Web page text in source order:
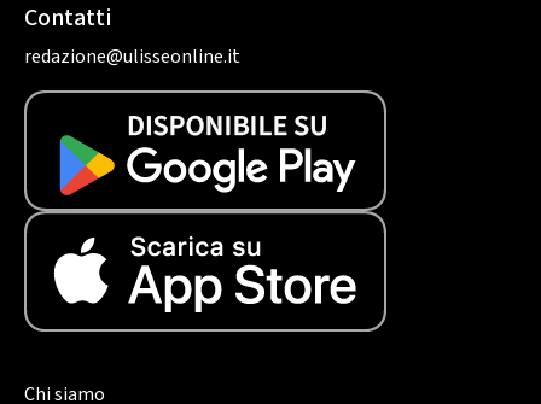
Contatti
redazione@ulisseonline.it
Chi siamo